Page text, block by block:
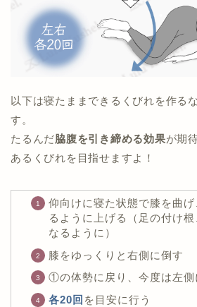
以下は寝たままできるくびれを作る
す。
たるんだ脇腹を引き締める効果が期
あるくびれを目指せますよ！
仰向けに寝た状態で膝を曲
るように上げる（足の付け
なるように）
膝をゆっくりと右側に倒す
①の体勢に戻り、今度は左側
各20回 を目安に行う